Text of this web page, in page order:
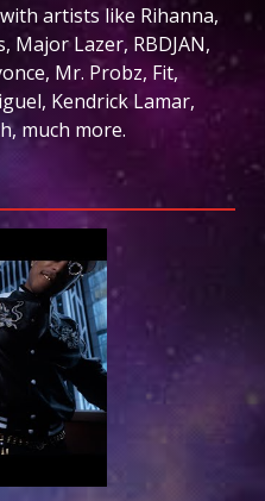
artists like Rihanna,
Major Lazer, RBDJAN,
Mr. Probz, Fit,
Kendrick Lamar,
much more.